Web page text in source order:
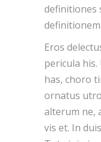
definitiones
definitionem.
Eros
pericula
has, choro
ornatus
alterum ne,
vis et. In